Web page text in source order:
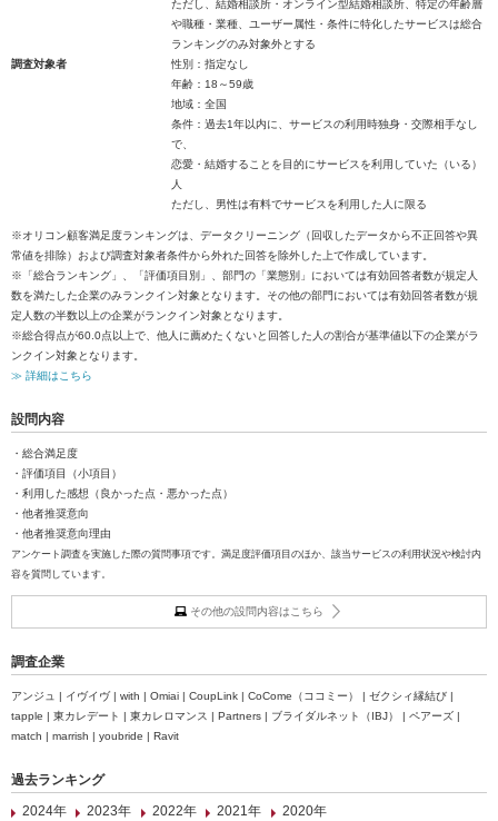
ただし、結婚相談所・オンライン型結婚相談所、特定の年齢層
や職種・業種、ユーザー属性・条件に特化したサービスは総合
ランキングのみ対象外とする
調査対象者
性別：指定なし
年齢：18～59歳
地域：全国
条件：過去1年以内に、サービスの利用時独身・交際相手なし
で、
恋愛・結婚することを目的にサービスを利用していた（いる）
人
ただし、男性は有料でサービスを利用した人に限る
※オリコン顧客満足度ランキングは、データクリーニング（回収したデータから不正回答や異
常値を排除）および調査対象者条件から外れた回答を除外した上で作成しています。
※「総合ランキング」、「評価項目別」、部門の「業態別」においては有効回答者数が規定人
数を満たした企業のみランクイン対象となります。その他の部門においては有効回答者数が規
定人数の半数以上の企業がランクイン対象となります。
※総合得点が60.0点以上で、他人に薦めたくないと回答した人の割合が基準値以下の企業がラ
ンクイン対象となります。
≫ 詳細はこちら
設問内容
・総合満足度
・評価項目（小項目）
・利用した感想（良かった点・悪かった点）
・他者推奨意向
・他者推奨意向理由
アンケート調査を実施した際の質問事項です。満足度評価項目のほか、該当サービスの利用状況や検討内
容を質問しています。
その他の設問内容はこちら
調査企業
アンジュ | イヴイヴ | with | Omiai | CoupLink | CoCome（ココミー） | ゼクシィ縁結び |
tapple | 東カレデート | 東カレロマンス | Partners | ブライダルネット（IBJ） | ペアーズ |
match | marrish | youbride | Ravit
過去ランキング
2024年
2023年 2022年 2021年 2020年